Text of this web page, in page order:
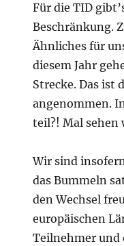
Für die TID
Beschränkung.
Ähnliches für
diesem Jahr
Strecke. Das ist
angenommen.
teil?! Mal sehen
Wir sind
das Bummeln
den Wechsel
europäischen
Teilnehmer und